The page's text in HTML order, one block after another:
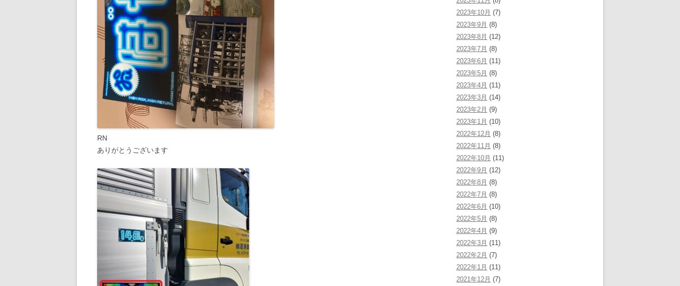
RN
ありがとうございます
2023年10月 (7)
2023年9月 (8)
2023年8月 (12)
2023年7月 (8)
2023年6月 (11)
2023年5月 (8)
2023年4月 (11)
2023年3月 (14)
2023年2月 (9)
2023年1月 (10)
2022年12月 (8)
2022年11月 (8)
2022年10月 (11)
2022年9月 (12)
2022年8月 (8)
2022年7月 (8)
2022年6月 (10)
2022年5月 (8)
2022年4月 (9)
2022年3月 (11)
2022年2月 (7)
2022年1月 (11)
2021年12月 (7)